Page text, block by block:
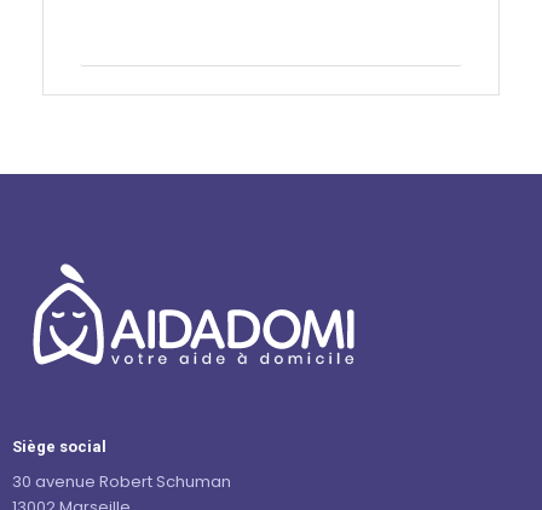
Siège social
30 avenue Robert Schuman